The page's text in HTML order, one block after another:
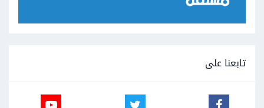
تابعنا على